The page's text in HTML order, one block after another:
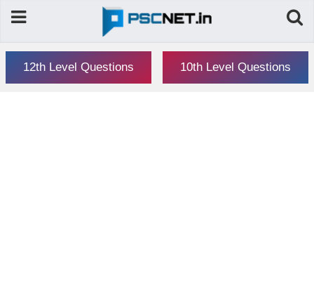
12th Level Questions 10th Level Questions